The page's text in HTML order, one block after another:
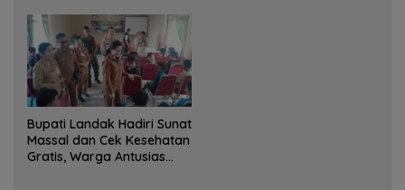
Tokoh Adat dan Lurah
Bupati Landak Hadiri Sunat
Massal dan Cek Kesehatan
Gratis, Warga Antusias